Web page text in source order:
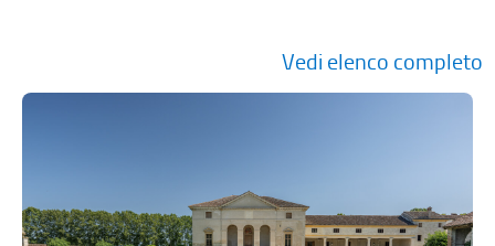
Vedi elenco completo